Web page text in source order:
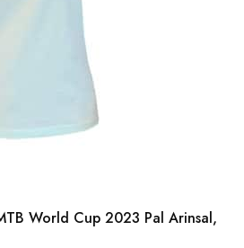
World Cup 2023 Pal Arinsal,